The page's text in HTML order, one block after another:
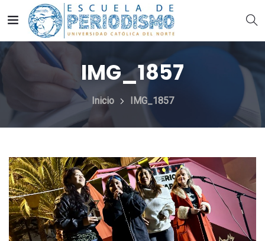
IMG_1857
Inicio IMG_1857